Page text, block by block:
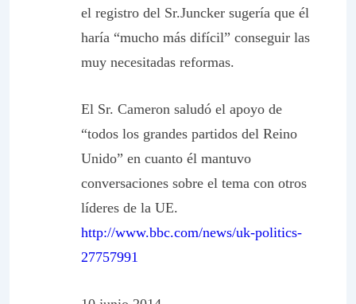
el registro del Sr.Juncker sugería que él
haría “mucho más difícil” conseguir las
muy necesitadas reformas.
El Sr. Cameron saludó el apoyo de
“todos los grandes partidos del Reino
Unido” en cuanto él mantuvo
conversaciones sobre el tema con otros
líderes de la UE.
http://www.bbc.com/news/uk-politics-
27757991